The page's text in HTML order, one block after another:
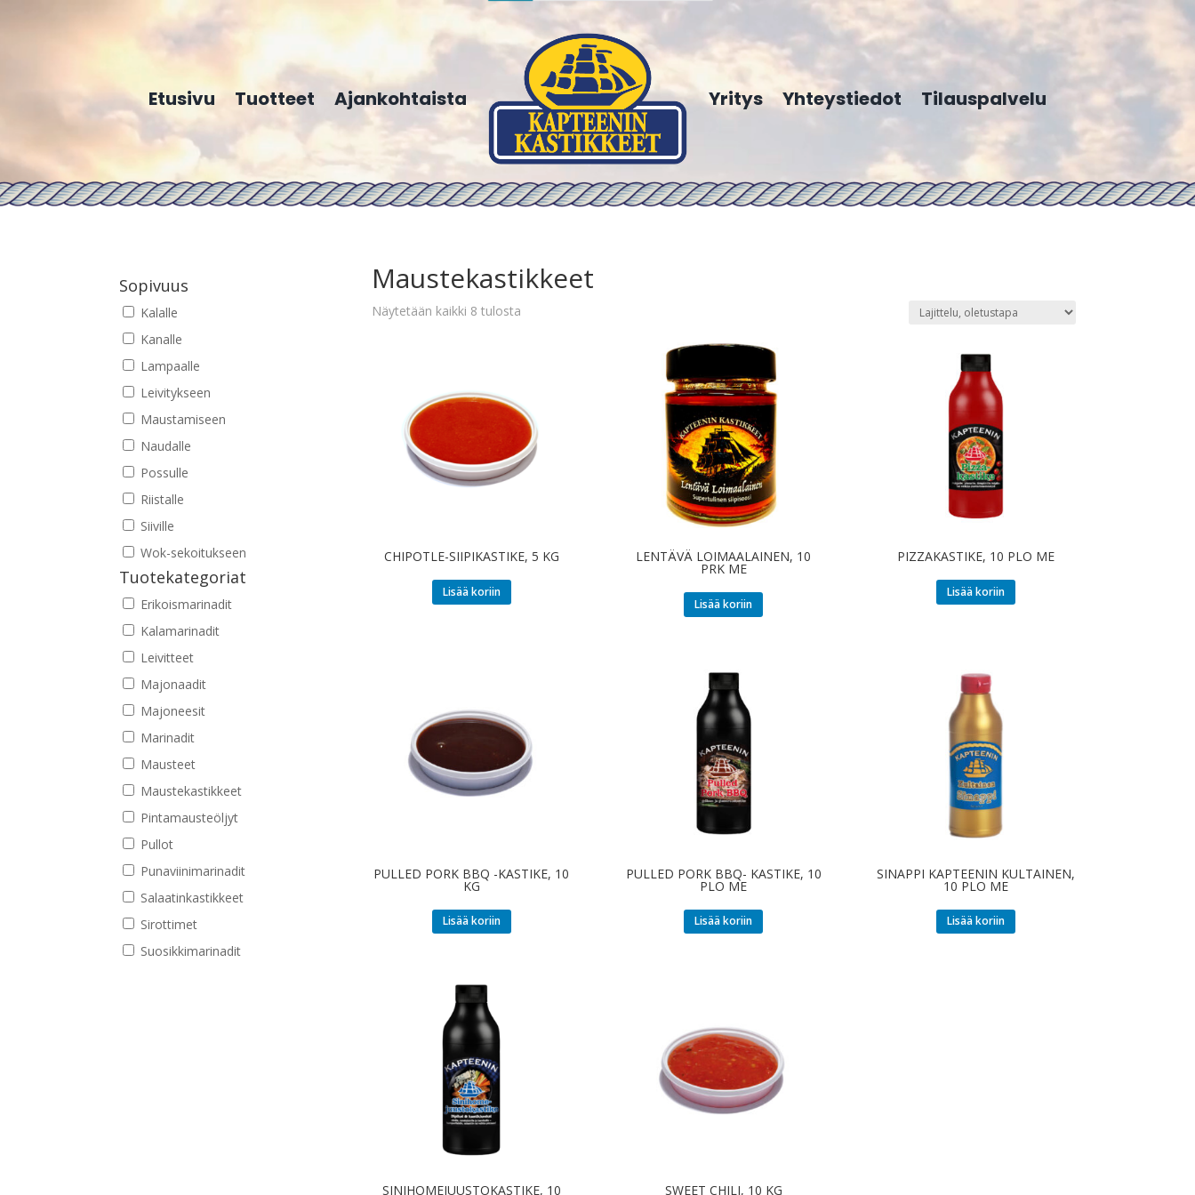
Etusivu Tuotteet Ajankohtaista Yritys Yhteystiedot Tilauspalvelu
Maustekastikkeet
Näytetään kaikki 8 tulosta
CHIPOTLE-SIIPIKASTIKE, 5 KG
Lisää koriin
LENTÄVÄ LOIMAALAINEN, 10
PRK ME
Lisää koriin
PIZZAKASTIKE, 10 PLO ME
Lisää koriin
PULLED PORK BBQ -KASTIKE, 10
KG
Lisää koriin
PULLED PORK BBQ- KASTIKE, 10
PLO ME
Lisää koriin
SINAPPI KAPTEENIN KULTAINEN,
10 PLO ME
Lisää koriin
SINIHOMEJUUSTOKASTIKE, 10 SWEET CHILI, 10 KG
Sopivuus
Kalalle
Kanalle
Lampaalle
Leivitykseen
Maustamiseen
Naudalle
Possulle
Riistalle
Siiville
Wok-sekoitukseen
Tuotekategoriat
Erikoismarinadit
Kalamarinadit
Leivitteet
Majonaadit
Majoneesit
Marinadit
Mausteet
Maustekastikkeet
Pintamausteöljyt
Pullot
Punaviinimarinadit
Salaatinkastikkeet
Sirottimet
Suosikkimarinadit